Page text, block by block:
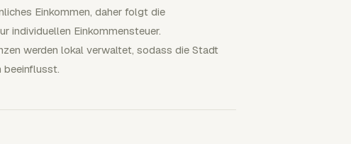
Einkommen, daher folgt die
individuellen Einkommensteuer.
werden lokal verwaltet, sodass die Stadt
beeinflusst.